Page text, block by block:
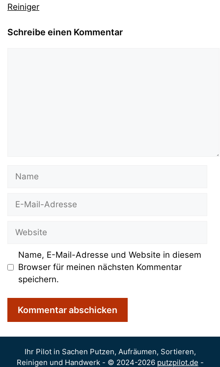
Reiniger
Schreibe einen Kommentar
Mail-
Name, E-Mail-Adresse und Website in diesem
Browser für meinen nächsten Kommentar
speichern.
Ihr Pilot in Sachen Putzen, Aufräumen, Sortieren,
Reinigen und Handwerk - © 2024-2026 putzpilot.de -